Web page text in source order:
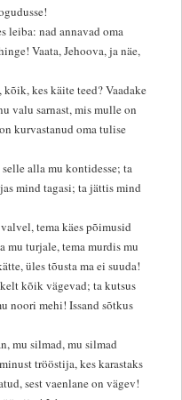
leiba: nad annavad oma
Vaata, Jehoova, ja näe,
kes käite teed? Vaadake
valu sarnast, mis mulle on
kurvastanud oma tulise
alla mu kontidesse; ta
mind tagasi; ta jättis mind
tema käes põimusid
mu turjale, tema murdis mu
üles tõusta ma ei suuda!
kõik vägevad; ta kutsus
noori mehi! Issand sõtkus
mu silmad, mu silmad
trööstija, kes karastaks
sest vaenlane on vägev!